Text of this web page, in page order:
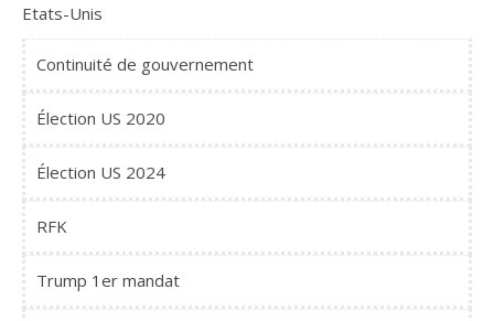
Etats-Unis
Continuité de gouvernement
Élection US 2020
Élection US 2024
RFK
Trump 1er mandat